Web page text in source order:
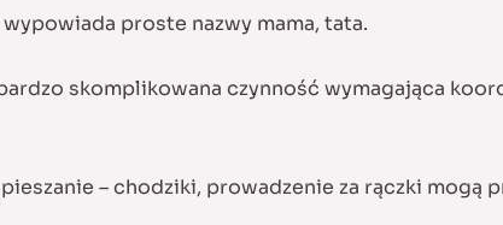
proste nazwy mama, tata.
skomplikowana czynność wymagająca
– chodziki, prowadzenie za rączki mogą